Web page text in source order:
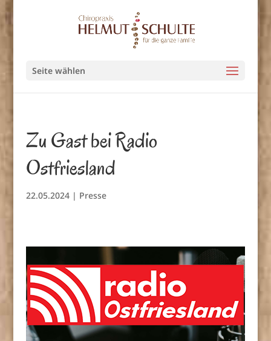
Seite wählen
Zu Gast bei Radio
Ostfriesland
22.05.2024| Presse